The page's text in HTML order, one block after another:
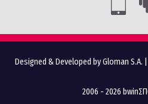
Designed & Developed by Gloman S.A.
2006 - 2026